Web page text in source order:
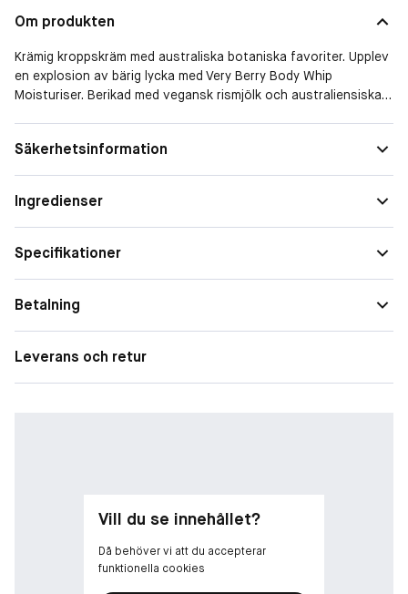
Om produkten
Krämig kroppskräm med australiska botaniska favoriter. Upplev
en explosion av bärig lycka med Very Berry Body Whip
Moisturiser. Berikad med vegansk rismjölk och australiensiska
samtidigt som den omsluter dig i en härlig doft av sommarbär.
Säkerhetsinformation
Ingredienser
Specifikationer
Betalning
Leverans och retur
Vill du se innehållet?
Då behöver vi att du accepterar
funktionella cookies